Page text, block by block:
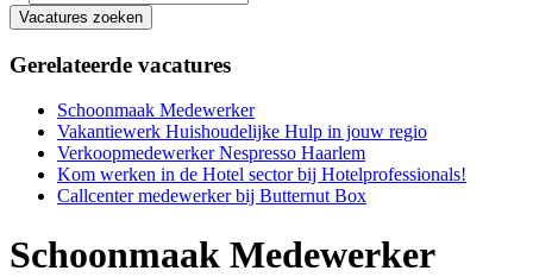
Vacatures zoeken
Gerelateerde vacatures
Schoonmaak Medewerker
Vakantiewerk Huishoudelijke Hulp in jouw regio
Verkoopmedewerker Nespresso Haarlem
Kom werken in de Hotel sector bij Hotelprofessionals!
Callcenter medewerker bij Butternut Box
Schoonmaak Medewerker